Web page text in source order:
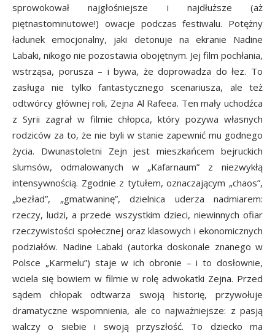
sprowokował najgłośniejsze i najdłuższe (aż
piętnastominutowe!) owacje podczas festiwalu. Potężny
ładunek emocjonalny, jaki detonuje na ekranie Nadine
Labaki, nikogo nie pozostawia obojętnym. Jej film pochłania,
wstrząsa, porusza – i bywa, że doprowadza do łez. To
zasługa nie tylko fantastycznego scenariusza, ale też
odtwórcy głównej roli, Zejna Al Rafeea. Ten mały uchodźca
z Syrii zagrał w filmie chłopca, który pozywa własnych
rodziców za to, że nie byli w stanie zapewnić mu godnego
życia. Dwunastoletni Zejn jest mieszkańcem bejruckich
slumsów, odmalowanych w „Kafarnaum” z niezwykłą
intensywnością. Zgodnie z tytułem, oznaczającym „chaos”,
„bezład”, „gmatwaninę”, dzielnica uderza nadmiarem:
rzeczy, ludzi, a przede wszystkim dzieci, niewinnych ofiar
rzeczywistości społecznej oraz klasowych i ekonomicznych
podziałów. Nadine Labaki (autorka doskonale znanego w
Polsce „Karmelu”) staje w ich obronie – i to dosłownie,
wciela się bowiem w filmie w rolę adwokatki Zejna. Przed
sądem chłopak odtwarza swoją historię, przywołuje
dramatyczne wspomnienia, ale co najważniejsze: z pasją
walczy o siebie i swoją przyszłość. To dziecko ma